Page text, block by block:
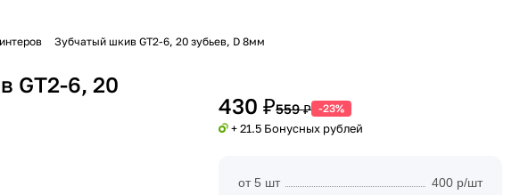
Зубчатый шкив GT2-6, 20 зубьев, D 8мм
GT2-6, 20
430 ₽559 ₽ -23%
+ 21.5 Бонусных рублей
от 5 шт
400 р/шт